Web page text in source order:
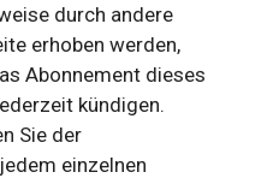
durch andere
erhoben werden,
Abonnement dieses
kündigen.
Sie der
einzelnen